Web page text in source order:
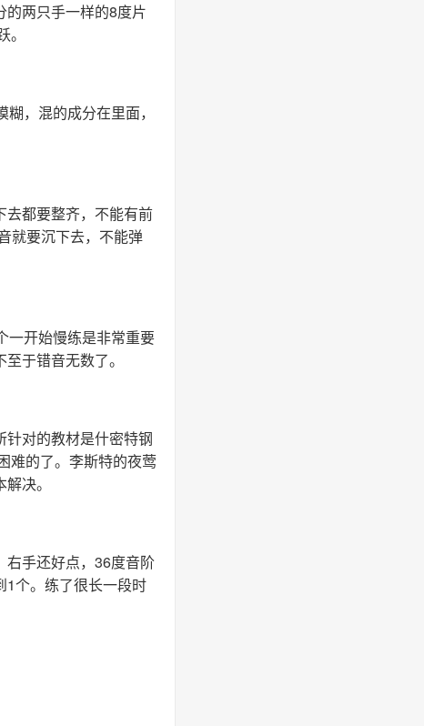
两只手一样的8度片
，混的成分在里面，
去都要整齐，不能有前
就要沉下去，不能弹
一开始慢练是非常重要
于错音无数了。
对的教材是什密特钢
难的了。李斯特的夜莺
决。
右手还好点，36度音阶
1个。练了很长一段时